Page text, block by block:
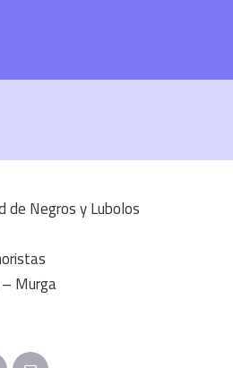
de Negros y Lubolos
Murga